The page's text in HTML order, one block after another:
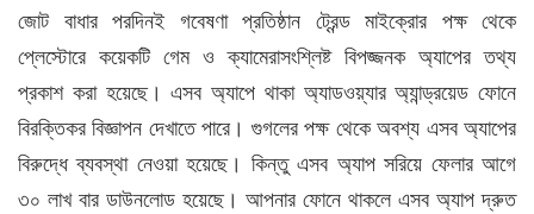
জোট বাধার পরদিনই গবেষণা প্রতিষ্ঠান ট্রেন্ড মাইক্রোর পক্ষ থেকে
প্লেস্টোরে কয়েকটি গেম ও ক্যামেরাসংশ্লিষ্ট বিপজ্জনক অ্যাপের তথ্য
প্রকাশ করা হয়েছে। এসব অ্যাপে থাকা অ্যাডওয়্যার অ্যান্ড্রয়েড ফোনে
বিরক্তিকর বিজ্ঞাপন দেখাতে পারে। গুগলের পক্ষ থেকে অবশ্য এসব অ্যাপের
বিরুদ্ধে ব্যবস্থা নেওয়া হয়েছে। কিন্তু এসব অ্যাপ সরিয়ে ফেলার আগে
৩০ লাখ বার ডাউনলোড হয়েছে। আপনার ফোনে থাকলে এসব অ্যাপ দ্রুত